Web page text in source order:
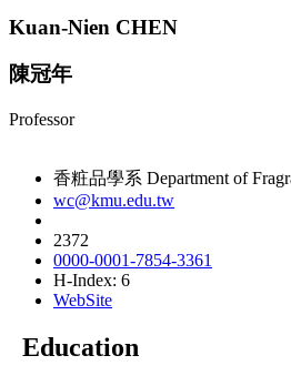
Kuan-Nien CHEN
陳冠年
Professor
香粧品學系 Department of
wc@kmu.edu.tw
2372
0000-0001-7854-3361
H-Index: 6
WebSite
Education